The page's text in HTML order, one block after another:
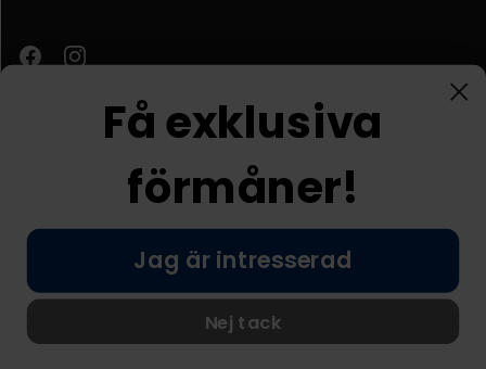
© Nordic Prostore 2026
Allmänna villkor
Få exklusiva
förmåner!
Jag är intresserad
Nej tack